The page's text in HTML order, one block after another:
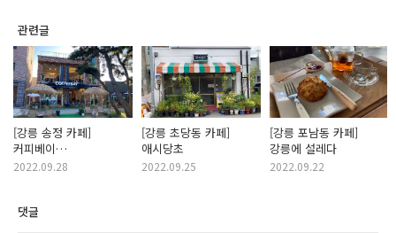
관련글
[강릉 송정 카페]
커피베이
강릉송정해변점
2022.09.28
[강릉 초당동 카페]
애시당초
2022.09.25
[강릉 포남동 카페]
강릉에 설레다
2022.09.22
댓글